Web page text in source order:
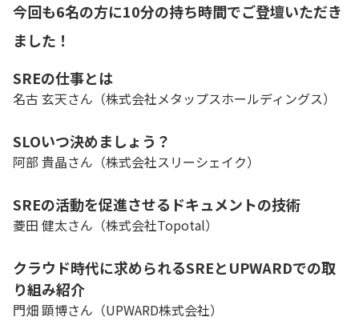
今回も6名の方に10分の持ち時間でご登壇いただき
ました！
SREの仕事とは
名古 玄天さん（株式会社メタップスホールディングス）
SLOいつ決めましょう？
阿部 貴晶さん（株式会社スリーシェイク）
SREの活動を促進させるドキュメントの技術
菱田 健太さん（株式会社Topotal）
クラウド時代に求められるSREとUPWARDでの取
り組み紹介
門畑 顕博さん（UPWARD株式会社）